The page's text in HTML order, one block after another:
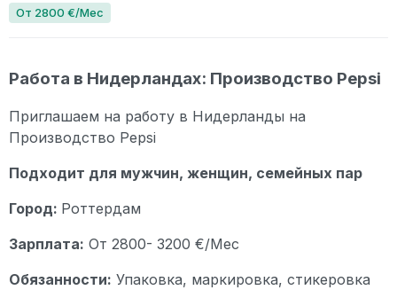
От 2800 €/Мес
Работа в Нидерландах: Производство Pepsi
Приглашаем на работу в Нидерланды на
Производство Pepsi
Подходит для мужчин, женщин, семейных пар
Город: Роттердам
Зарплата: От 2800- 3200 €/Мес
Обязанности: Упаковка, маркировка, стикеровка